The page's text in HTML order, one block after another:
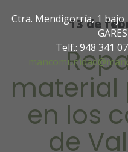
Ctra. Mendigorría, 1 bajo
Telf.: 948 341
13 de
material
en los
de